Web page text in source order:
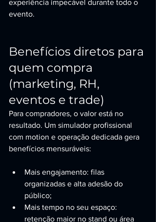
experiência impecável durante todo o
evento.
Benefícios diretos para
quem compra
(marketing, RH,
eventos e trade)
Para compradores, o valor está no
resultado. Um simulador profissional
com motion e operação dedicada gera
benefícios mensuráveis:
Mais engajamento: filas
organizadas e alta adesão do
público;
Mais tempo no seu espaço:
retenção maior no stand ou área